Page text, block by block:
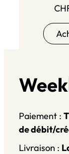
Paiement :
de débit/
Livraison :